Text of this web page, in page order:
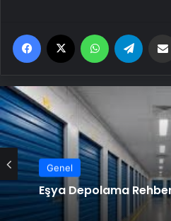
Facebook WhatsApp
Genel
Eşya Depolama